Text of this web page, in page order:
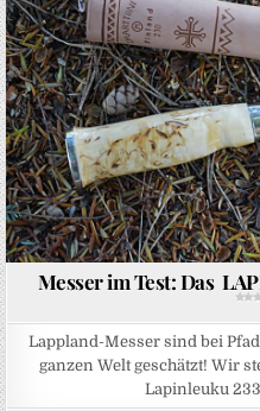
Messer im Test: Das
Lappland-Messer sind bei
ganzen Welt geschätzt! Wir
Lapinleuku